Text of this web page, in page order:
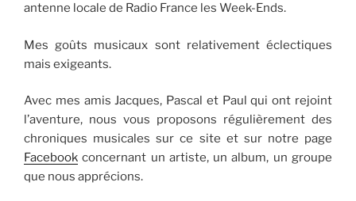
antenne locale de Radio France les Week-Ends.
Mes goûts musicaux sont relativement éclectiques
mais exigeants.
Avec mes amis Jacques, Pascal et Paul qui ont rejoint
l’aventure, nous vous proposons régulièrement des
chroniques musicales sur ce site et sur notre page
Facebook concernant un artiste, un album, un groupe
que nous apprécions.